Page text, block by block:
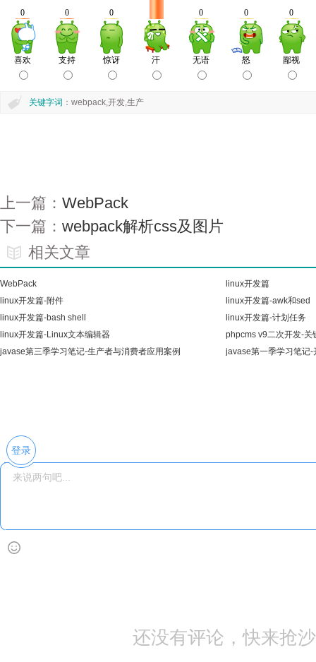
关键字词 ：webpack,开发,生产
上一篇： WebPack
下一篇： webpack解析css及图片
相关文章
WebPack
linux开发篇
linux开发篇-附件
linux开发篇-awk和sed
linux开发篇-bash shell
linux开发篇-计划任务
linux开发篇-Linux文本编辑器
phpcms v9二次开发-关
javase第三季学习笔记-生产者与消费者应用案例
javase第一季学习笔记
登录
还没有评论，快来抢